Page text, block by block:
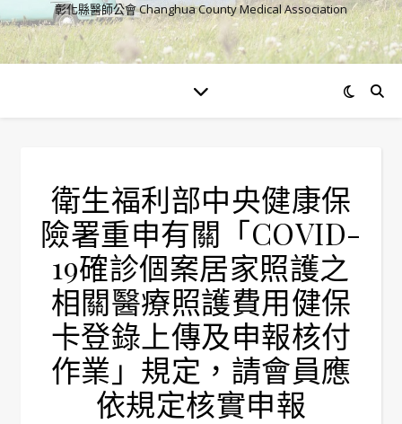
彰化縣醫師公會 Changhua County Medical Association
衛生福利部中央健康保
險署重申有關「COVID-
19確診個案居家照護之
相關醫療照護費用健保
卡登錄上傳及申報核付
作業」規定，請會員應
依規定核實申報